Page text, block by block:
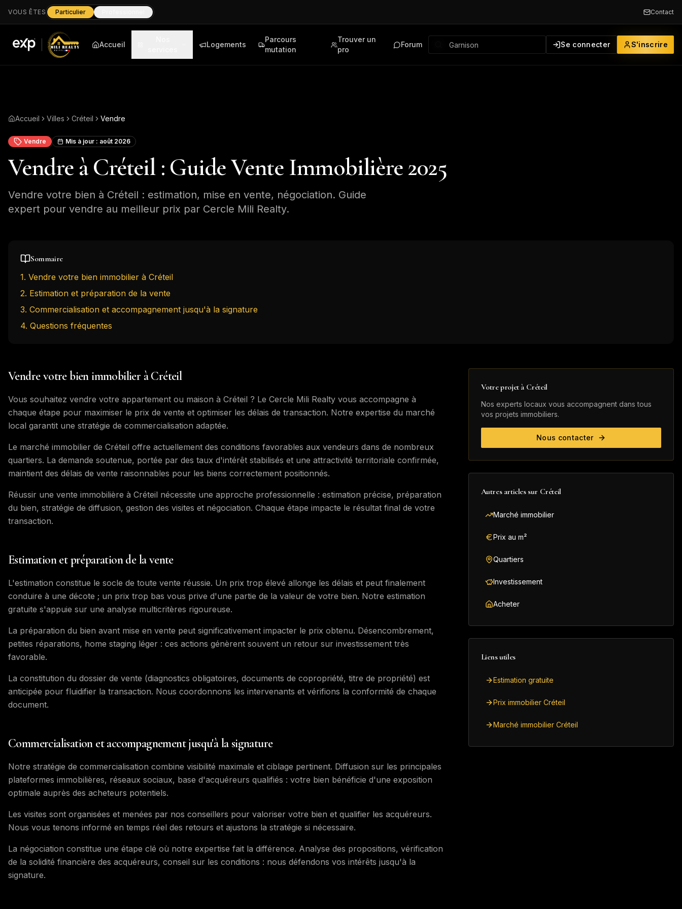
VOUS ÊTES Particulier Contact
Accueil Logements
Parcours
mutation
Trouver un
pro
Forum Se connecter S'inscrire
Accueil Villes Créteil Vendre
Vendre Mis à jour : août 2026
Vendre à Créteil : Guide Vente Immobilière 2025
Vendre votre bien à Créteil : estimation, mise en vente, négociation. Guide
expert pour vendre au meilleur prix par Cercle Mili Realty.
Sommaire
1. Vendre votre bien immobilier à Créteil
2. Estimation et préparation de la vente
3. Commercialisation et accompagnement jusqu'à la signature
4. Questions fréquentes
Vendre votre bien immobilier à Créteil
Vous souhaitez vendre votre appartement ou maison à Créteil ? Le Cercle Mili Realty vous accompagne à
chaque étape pour maximiser le prix de vente et optimiser les délais de transaction. Notre expertise du marché
local garantit une stratégie de commercialisation adaptée.
Le marché immobilier de Créteil offre actuellement des conditions favorables aux vendeurs dans de nombreux
quartiers. La demande soutenue, portée par des taux d'intérêt stabilisés et une attractivité territoriale confirmée,
maintient des délais de vente raisonnables pour les biens correctement positionnés.
Réussir une vente immobilière à Créteil nécessite une approche professionnelle : estimation précise, préparation
du bien, stratégie de diffusion, gestion des visites et négociation. Chaque étape impacte le résultat final de votre
transaction.
Estimation et préparation de la vente
L'estimation constitue le socle de toute vente réussie. Un prix trop élevé allonge les délais et peut finalement
conduire à une décote ; un prix trop bas vous prive d'une partie de la valeur de votre bien. Notre estimation
gratuite s'appuie sur une analyse multicritères rigoureuse.
La préparation du bien avant mise en vente peut significativement impacter le prix obtenu. Désencombrement,
petites réparations, home staging léger : ces actions génèrent souvent un retour sur investissement très
favorable.
La constitution du dossier de vente (diagnostics obligatoires, documents de copropriété, titre de propriété) est
anticipée pour fluidifier la transaction. Nous coordonnons les intervenants et vérifions la conformité de chaque
document.
Commercialisation et accompagnement jusqu'à la signature
Notre stratégie de commercialisation combine visibilité maximale et ciblage pertinent. Diffusion sur les principales
plateformes immobilières, réseaux sociaux, base d'acquéreurs qualifiés : votre bien bénéficie d'une exposition
optimale auprès des acheteurs potentiels.
Les visites sont organisées et menées par nos conseillers pour valoriser votre bien et qualifier les acquéreurs.
Nous vous tenons informé en temps réel des retours et ajustons la stratégie si nécessaire.
La négociation constitue une étape clé où notre expertise fait la différence. Analyse des propositions, vérification
de la solidité financière des acquéreurs, conseil sur les conditions : nous défendons vos intérêts jusqu'à la
signature.
Votre projet à Créteil
Nos experts locaux vous accompagnent dans tous
vos projets immobiliers.
Nous contacter
Autres articles sur Créteil
Marché immobilier
Prix au m²
Quartiers
Investissement
Acheter
Liens utiles
Estimation gratuite
Prix immobilier Créteil
Marché immobilier Créteil